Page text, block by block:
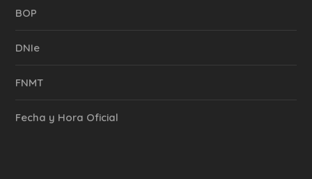
BOP
DNIe
FNMT
Fecha y Hora Oficial